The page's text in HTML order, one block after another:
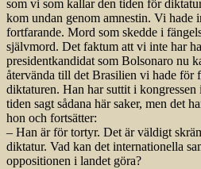
som vi som kallar den tiden för
kom undan genom amnestin. Vi hade
fortfarande. Mord som skedde i
självmord. Det faktum att vi inte har
presidentkandidat som Bolsonaro nu
återvända till det Brasilien vi hade för
diktaturen. Han har suttit i kongressen
tiden sagt sådana här saker, men det
hon och fortsätter:
– Han är för tortyr. Det är väldigt
diktatur. Vad kan det internationella
oppositionen i landet göra?